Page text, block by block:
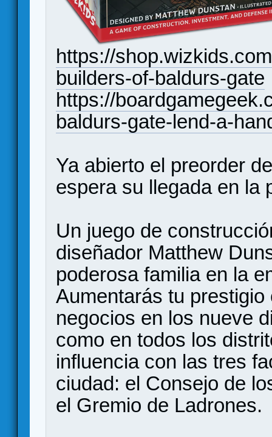
https://
builders-of-baldurs-gate
https://
baldurs-gate-lend-a-
Ya abierto el preorder
espera su llegada en la
Un juego de
diseñador Matthew
poderosa familia en la
Aumentarás tu
negocios en los nueve
como en todos los
influencia con las tres
ciudad: el Consejo de
el Gremio de Ladrones.